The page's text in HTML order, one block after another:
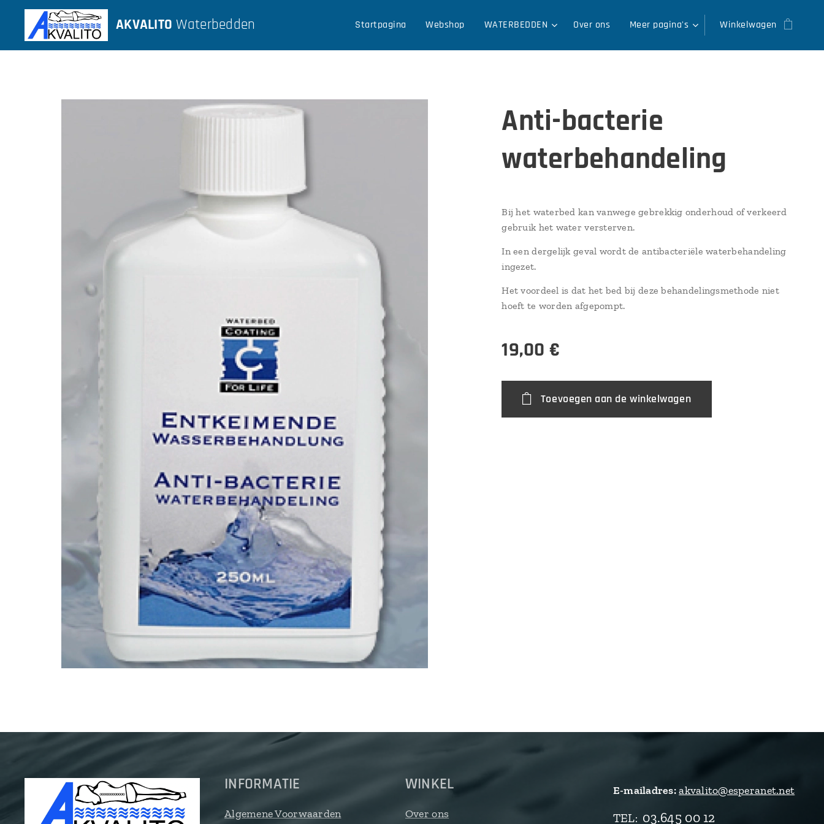
AKVALITO Waterbedden Startpagina Webshop WATERBEDDEN Over ons Meer pagina's Winkelwagen
Anti-bacterie
waterbehandeling
Bij het waterbed kan vanwege gebrekkig onderhoud of verkeerd
gebruik het water versterven.
In een dergelijk geval wordt de antibacteriële waterbehandeling
ingezet.
Het voordeel is dat het bed bij deze behandelingsmethode niet
hoeft te worden afgepompt.
19,00 €
Toevoegen aan de winkelwagen
INFORMATIE
Algemene Voorwaarden
WINKEL
Over ons
E-mailadres:akvalito@esperanet.net
TEL: 03.645 00 12